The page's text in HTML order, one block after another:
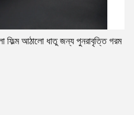
ফিল্ম আঠালো ধাতু জন্য পুনরাবৃত্তি গরম